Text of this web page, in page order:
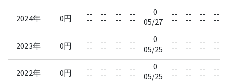
2024年 0円 --
--
--
--
--
--
--
--
0
05/27
--
--
--
--
--
--
--
--
2023年 0円 --
--
--
--
--
--
--
--
0
05/25
--
--
--
--
--
--
--
--
2022年 0円 --
--
--
--
--
--
--
--
0
05/25
--
--
--
--
--
--
--
--